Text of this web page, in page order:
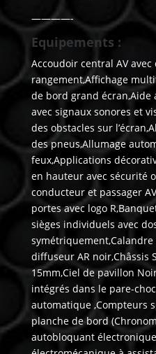
————-
Equipements :
Accoudoir central AV
rangement,Affichage
de bord grand écran,Aide
avec signaux sonores et
des obstacles sur
des pneus,Allumage
feux,Applications
en hauteur avec sécurité
conducteur et passager
portes avec logo
sièges individuels avec
diffuseur AR noir,Châssis
15mm,Ciel de pavillon
intégrés dans le pare-
automatique ,Compteurs
planche de bord
autobloquant